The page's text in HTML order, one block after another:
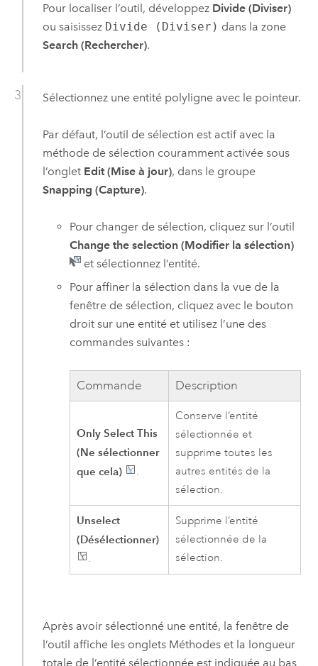
Pour localiser l’outil, développez Divide (Diviser)
ou saisissez Divide (Diviser) dans la zone
Search (Rechercher).
Sélectionnez une entité polyligne avec le pointeur.
Par défaut, l’outil de sélection est actif avec la
méthode de sélection couramment activée sous
l’onglet Edit (Mise à jour), dans le groupe
Snapping (Capture).
Pour changer de sélection, cliquez sur l’outil
Change the selection (Modifier la sélection)
et sélectionnez l’entité.
Pour affiner la sélection dans la vue de la
fenêtre de sélection, cliquez avec le bouton
droit sur une entité et utilisez l’une des
commandes suivantes :
Commande Description
Only Select This
(Ne sélectionner
que cela)
.
Conserve l’entité
sélectionnée et
supprime toutes les
autres entités de la
sélection.
Unselect
(Désélectionner)
.
Supprime l’entité
sélectionnée de la
sélection.
Après avoir sélectionné une entité, la fenêtre de
l’outil affiche les onglets Méthodes et la longueur
totale de l’entité sélectionnée est indiquée au bas